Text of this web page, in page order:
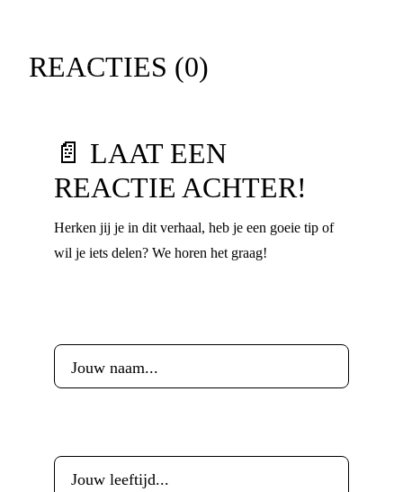
REACTIES (0)
📄 LAAT EEN
REACTIE ACHTER!
Herken jij je in dit verhaal, heb je een goeie tip of
wil je iets delen? We horen het graag!